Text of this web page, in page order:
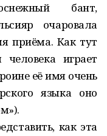
бант,
очаровала
приёма. Как тут
играет
её имя очень
языка оно
как эта